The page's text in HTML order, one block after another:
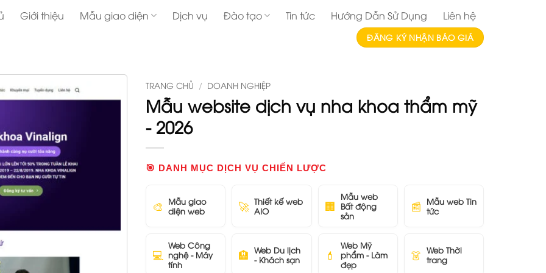
Giới thiệu Mẫu giao diện Dịch vụ Đào tạo Tin tức Hướng Dẫn Sử Dụng Liên hệ
ĐĂNG KÝ NHẬN BÁO GIÁ
TRANG CHỦ / DOANH NGHIỆP
Mẫu website dịch vụ nha khoa thẩm mỹ
- 2026
🎯 DANH MỤC DỊCH VỤ CHIẾN LƯỢC
🎨
Mẫu giao
diện web
🚀 Thiết kế web
AIO
🏢
Mẫu web
Bất động
sản
📰
Mẫu web Tin
tức
💻
Web Công
nghệ - Máy
tính
🏨 Web Du lịch
- Khách sạn
💄
Web Mỹ
phẩm - Làm
đẹp
👗 Web Thời
trang